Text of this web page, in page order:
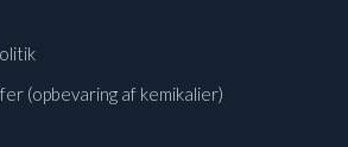
(opbevaring af kemikalier)